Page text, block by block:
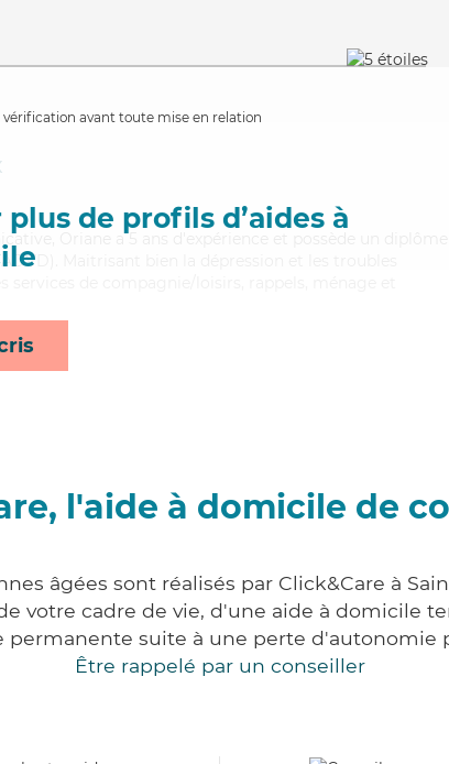
avant toute mise en relation
de profils d’aides à
Oriane a 5 ans d'expérience et possède un diplôme
Maitrisant bien la dépression et les troubles
l'aide à domicile de
âgées sont réalisés par Click&Care à
votre cadre de vie, d'une aide à domicile
permanente suite à une perte d'autonomie
Être rappelé par un conseiller